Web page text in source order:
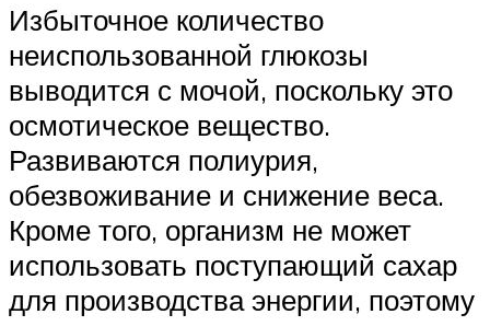
Избыточное количество
неиспользованной глюкозы
выводится с мочой, поскольку это
осмотическое вещество.
Развиваются полиурия,
обезвоживание и снижение веса.
Кроме того, организм не может
использовать поступающий сахар
для производства энергии, поэтому